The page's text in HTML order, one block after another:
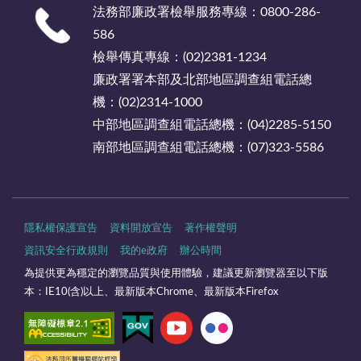
法務部廉政署檢舉服務專線：0800-286-
586
檢舉傳真專線：(02)2381-1234
廉政署署本部及北部地區調查組電話總
機：(02)2314-1000
中部地區調查組電話總機：(04)2285-5150
南部地區調查組電話總機：(07)323-5586
隱私權保護宣告 資料開放宣告 著作權聲明
資訊安全行政規則 我的e政府 辦公時間
為提供更為穩定的瀏覽品質與使用體驗，建議更新瀏覽器至以下版
本：IE10(含)以上、最新版本Chrome、最新版本Firefox